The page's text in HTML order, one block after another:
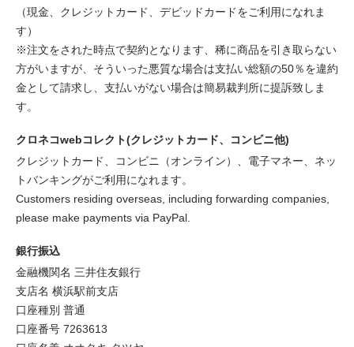
（現金、クレジットカード、デビッドカードをご利用になれま
す）
※注文をされた時点で契約となります、稀に商品を引き取らない
方がいますが、そういった悪質な場合は支払い総額の50％を違約
金として請求し、支払いがない場合は簡易裁判所に提訴致しま
す。
クロネコwebコレクト(クレジットカード、コンビニ他)
クレジットカード、コンビニ（オンライン）、電子マネー、ネッ
トバンキングがご利用になれます。
Customers residing overseas, including forwarding companies,
please make payments via PayPal.
銀行振込
金融機関名 三井住友銀行
支店名 横浜駅前支店
口座種別 普通
口座番号 7263613